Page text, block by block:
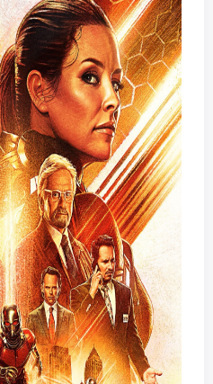
dette de l'entreprise, pour
les 85 milliards de
mais Comcast
Il y a une possibilité, mais
car celle-ci entraînerait des
de chances d'y voir des
» de l'Empire aux Grandes
personnages qui nous
? Les droits des
négociés avec la Fox en
ci venait à disparaître, les
Studios. Néanmoins,
venait à reprendre la Fox, il
pour garder les droits
levé le28 juin. Dès lors, les
critiques seront
à affirmer qu'Ant-Man et
juste avantAvengers :
laisser présager des
claquement dans le film
Woo, incarné par Randall
du S.H.I.E.L.D. dans le
chef costumier. Bien connu
agents de l'organisation
il était difficile
S.H.I.E.L.D. de cette façon.
aurait été membre de
!